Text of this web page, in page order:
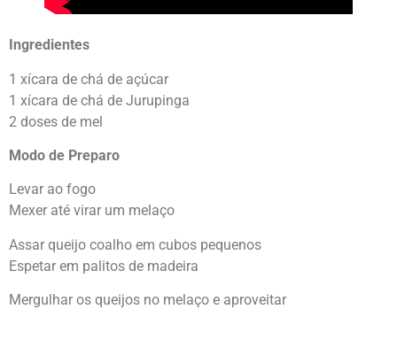
Ingredientes
1 xícara de chá de açúcar
1 xícara de chá de Jurupinga
2 doses de mel
Modo de Preparo
Levar ao fogo
Mexer até virar um melaço
Assar queijo coalho em cubos pequenos
Espetar em palitos de madeira
Mergulhar os queijos no melaço e aproveitar